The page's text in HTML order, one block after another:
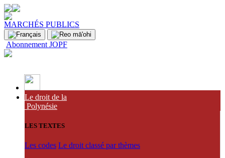
MARCHÉS PUBLICS
Abonnement JOPF
Le droit de la
Polynésie
LES TEXTES
Les codes Le droit classé par thèmes